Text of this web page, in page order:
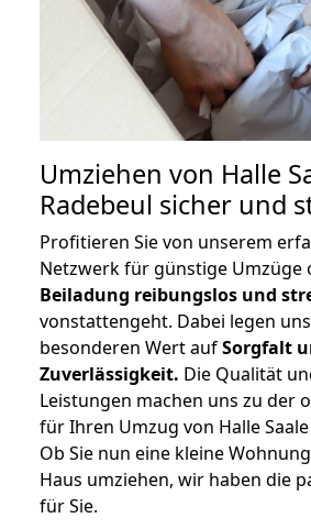
Umziehen von Halle
Radebeul sicher und
Profitieren Sie von unserem
Netzwerk für günstige Umzüge
Beiladung reibungslos und
vonstattengeht. Dabei legen
besonderen Wert aufSorgfalt
Zuverlässigkeit. Die Qualität
Leistungen machen uns zu der
für Ihren Umzug von Halle
Ob Sie nun eine kleine
Haus umziehen, wir haben die
für Sie.